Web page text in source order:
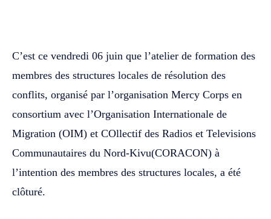
C’est ce vendredi 06 juin que l’atelier de formation des
membres des structures locales de résolution des
conflits, organisé par l’organisation Mercy Corps en
consortium avec l’Organisation Internationale de
Migration (OIM) et COllectif des Radios et Televisions
Communautaires du Nord-Kivu(CORACON) à
l’intention des membres des structures locales, a été
clôturé.